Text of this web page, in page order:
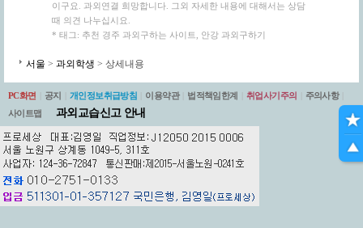
이구요. 과외연결 희망합니다. 그외 자세한 내용에 대해서는 상담
때 의견 나누십시요.
* 태그: 추천 경주 과외구하는 사이트, 안강 과외구하기
서울 > 과외학생 > 상세내용
PC화면 공지 개인정보취급방침 이용약관 법적책임한계 취업사기주의 주의사항
사이트맵
과외교습신고 안내